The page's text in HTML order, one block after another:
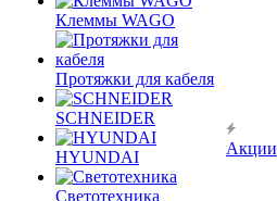
Клеммы WAGO
Протяжки для кабеля
SCHNEIDER
HYUNDAI
Светотехника
Акции